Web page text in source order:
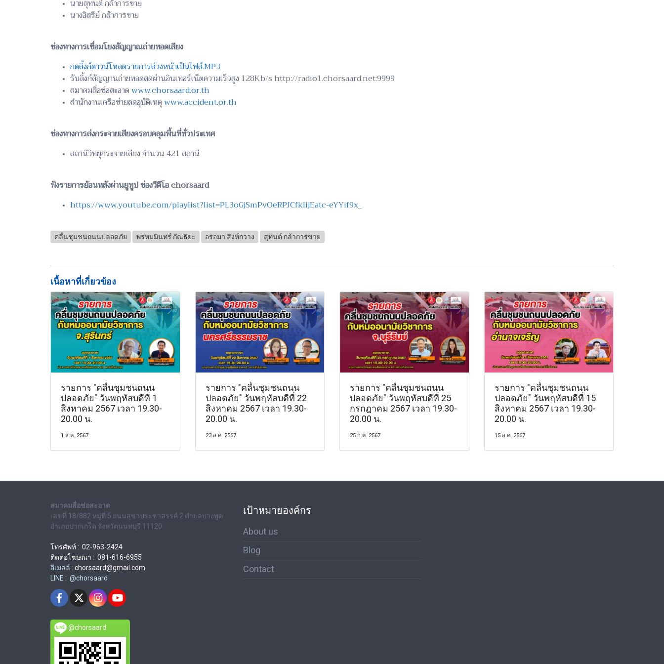
นายสุทนต์ กล้าการขาย
นางอิสรีย์ กล้าการขาย
ช่องทางการเชื่อมโยงสัญญาณถ่ายทอดเสียง
กดลิ้งก์ดาวน์โหลดรายการล่วงหน้าเป็นไฟล์.MP3
รับลิ้งก์สัญญานถ่ายทอดสดผ่านอินเทอร์เน็ตความเร็วสูง 128Kb/s http://radio1.chorsaard.net:9999
สมาคมสื่อช่อสะอาดwww.chorsaard.or.th
สำนักงานเครือข่ายลดอุบัติเหตุwww.accident.or.th
ช่องทางการส่งกระจายเสียงครอบคลุมพื้นที่ทั่วประเทศ
สถานีวิทยุกระจายเสียง จำนวน 421 สถานี
ฟังรายการย้อนหลังผ่านยูทูป ช่องวีดีโอ chorsaard
https://www.youtube.com/playlist?list=PL3oGjSmPvOeRPJCfkIijEatc-eYYif9x_
คลื่นชุมชนถนนปลอดภัย พรหมมินทร์ กัณธิยะ อรอุมา สิงห์กวาง สุทนต์ กล้าการขาย
เนื้อหาที่เกี่ยวข้อง
รายการ "คลื่นชุมชนถนน
ปลอดภัย" วันพฤหัสบดีที่ 1
สิงหาคม 2567 เวลา 19.30-
20.00 น.
1 ส.ค. 2567
รายการ "คลื่นชุมชนถนน
ปลอดภัย" วันพฤหัสบดีที่ 22
สิงหาคม 2567 เวลา 19.30-
20.00 น.
23 ส.ค. 2567
รายการ "คลื่นชุมชนถนน
ปลอดภัย" วันพฤหัสบดีที่ 25
กรกฎาคม 2567 เวลา 19.30-
20.00 น.
25 ก.ค. 2567
รายการ "คลื่นชุมชนถนน
ปลอดภัย" วันพฤหัสบดีที่ 15
สิงหาคม 2567 เวลา 19.30-
20.00 น.
15 ส.ค. 2567
สมาคมสื่อช่อสะอาด
เลขที่ 18/882 หมู่ที่ 5 ถนนสุขาประชาสรรค์ 2 ตำบลบางพูด
อำเภอปากเกร็ด จังหวัดนนทบุรี 11120
โทรศัพท์ : 02-963-2424
ติดต่อโฆษณา : 081-616-6955
อีเมลล์ : chorsaard@gmail.com
LINE : @chorsaard
@chorsaard
เป้าหมายองค์กร
About us
Blog
Contact